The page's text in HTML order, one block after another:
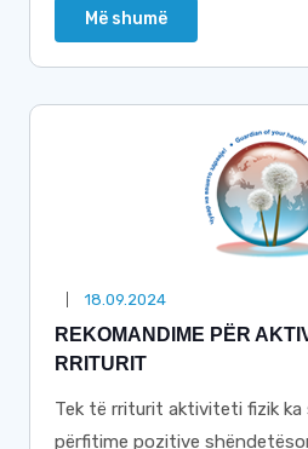
Më shumë
18.09.2024
REKOMANDIME PËR
RRITURIT
Tek të rriturit aktiviteti fizik
përfitime pozitive